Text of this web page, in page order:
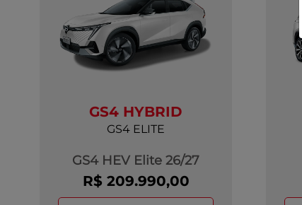
GS4 HYBRID
GS4 ELITE
GS4 HEV Elite 26/27
R$ 209.990,00